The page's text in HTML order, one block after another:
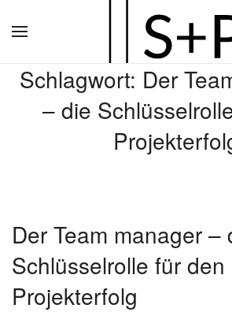
Hauptinhalt
springen
Schlagwort: Der
– die
Der Team manager –
Schlüsselrolle für den
Projekterfolg